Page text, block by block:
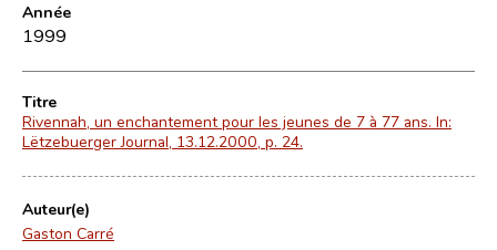
Année
1999
Titre
Rivennah, un enchantement pour les jeunes de 7 à 77 ans. In:
Lëtzebuerger Journal, 13.12.2000, p. 24.
Auteur(e)
Gaston Carré